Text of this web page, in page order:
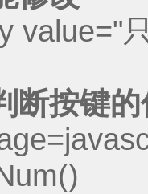
value="
断按键的